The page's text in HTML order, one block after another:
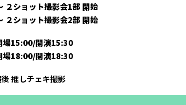
２ショット撮影会1部 開始
２ショット撮影会2部 開始
場15:00/開演15:30
場18:00/開演18:30
推しチェキ撮影